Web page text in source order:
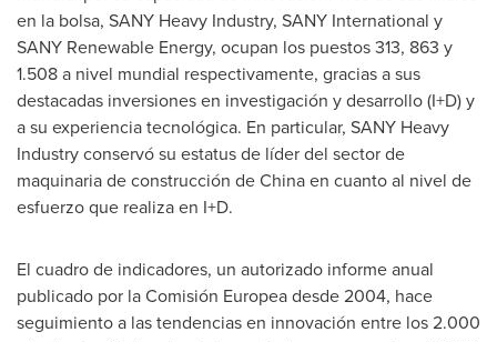
en la bolsa, SANY Heavy Industry, SANY International y
SANY Renewable Energy, ocupan los puestos 313, 863 y
1.508 a nivel mundial respectivamente, gracias a sus
destacadas inversiones en investigación y desarrollo (I+D) y
a su experiencia tecnológica. En particular, SANY Heavy
Industry conservó su estatus de líder del sector de
maquinaria de construcción deChinaen cuanto al nivel de
esfuerzo que realiza en I+D.
El cuadro de indicadores, un autorizado informe anual
publicado por la Comisión Europea desde 2004, hace
seguimiento a las tendencias en innovación entre los 2.000